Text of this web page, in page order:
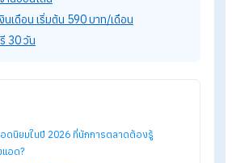
TikTok
การนำเสนอสินค้า บริการ หรือคอนเทนต์ได้รวด
หนดงบประมาณ วัดผล และปรับปรุงประสิทธิภ
ทม์
ของ HumanSoft เพิ่มเติม